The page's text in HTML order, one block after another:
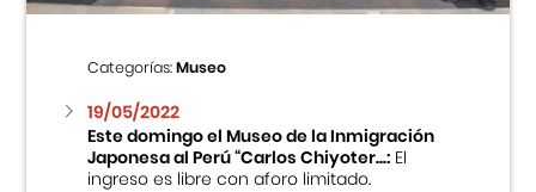
Categorías:Museo
19/05/2022
Este domingo el Museo de la Inmigración
Japonesa al Perú “Carlos Chiyoter...:El
ingreso es libre con aforo limitado.